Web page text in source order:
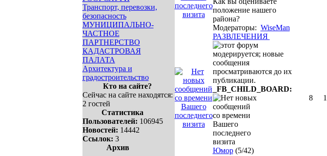
Транспорт, перевозки,
безопасность
МУНИЦИПАЛЬНО-
ЧАСТНОЕ
ПАРТНЕРСТВО
КАДАСТРОВАЯ
ПАЛАТА
Архитектура и
градостроительство
Кто на сайте?
Сейчас на сайте находятся:
2 гостей
Статистика
Пользователей: 106945
Новостей: 14442
Ссылок: 3
Архив
положение нашего
района?
Модераторы: WiseMan
РАЗВЛЕЧЕНИЯ
_FB_CHILD_BOARD:
Юмор (5/42)
8